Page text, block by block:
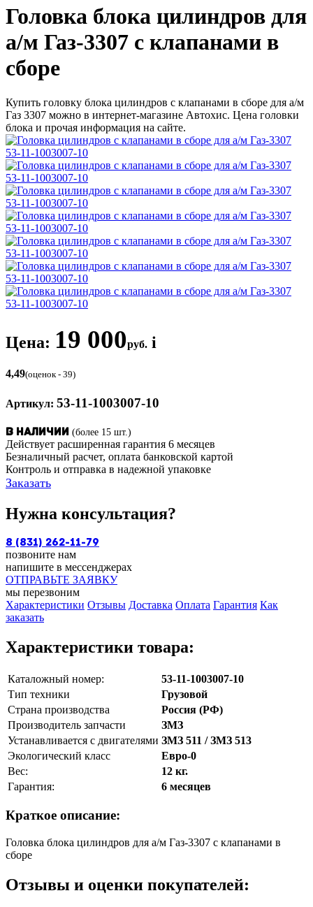
Головка блока цилиндров для
а/м Газ-3307 с клапанами в
сборе
Купить головку блока цилиндров с клапанами в сборе для а/м
Газ 3307 можно в интернет-магазине Автохис. Цена головки
блока и прочая информация на сайте.
Цена: 19 000руб. i
4,49(оценок - 39)
Артикул: 53-11-1003007-10
В наличии (более 15 шт.)
Действует расширенная гарантия 6 месяцев
Безналичный расчет, оплата банковской картой
Контроль и отправка в надежной упаковке
Заказать
Нужна консультация?
8 (831) 262-11-79
позвоните нам
напишите в мессенджерах
ОТПРАВЬТЕ ЗАЯВКУ
мы перезвоним
Характеристики Отзывы Доставка Оплата Гарантия Как
заказать
Характеристики товара:
Каталожный номер:
53-11-1003007-10
Тип техники
Грузовой
Страна производства
Россия (РФ)
Производитель запчасти
ЗМЗ
Устанавливается с двигателями ЗМЗ 511 / ЗМЗ 513
Экологический класс
Евро-0
Вес:
12 кг.
Гарантия:
6 месяцев
Краткое описание:
Головка блока цилиндров для а/м Газ-3307 с клапанами в
сборе
Отзывы и оценки покупателей: